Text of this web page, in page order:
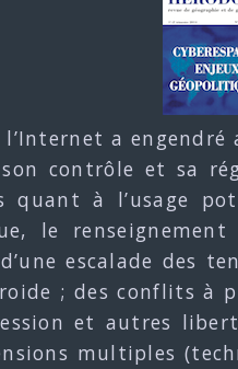
a
contrôle et sa
quant à l’usage
le
escalade des
; des conflits à
et autres
multiples